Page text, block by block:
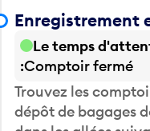
Enregistrement
Le temps
Comptoir fermé
Trouvez les
dépôt de bagages